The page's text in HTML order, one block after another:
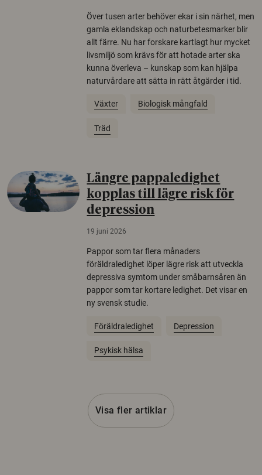
Över tusen arter behöver ekar i sin närhet, men
gamla eklandskap och naturbetesmarker blir
allt färre. Nu har forskare kartlagt hur mycket
livsmiljö som krävs för att hotade arter ska
kunna överleva – kunskap som kan hjälpa
naturvårdare att sätta in rätt åtgärder i tid.
Växter Biologisk mångfald
Träd
Längre pappaledighet
kopplas till lägre risk för
depression
19 juni 2026
Pappor som tar flera månaders
föräldraledighet löper lägre risk att utveckla
depressiva symtom under småbarnsåren än
pappor som tar kortare ledighet. Det visar en
ny svensk studie.
Föräldraledighet Depression
Psykisk hälsa
Visa fler artiklar